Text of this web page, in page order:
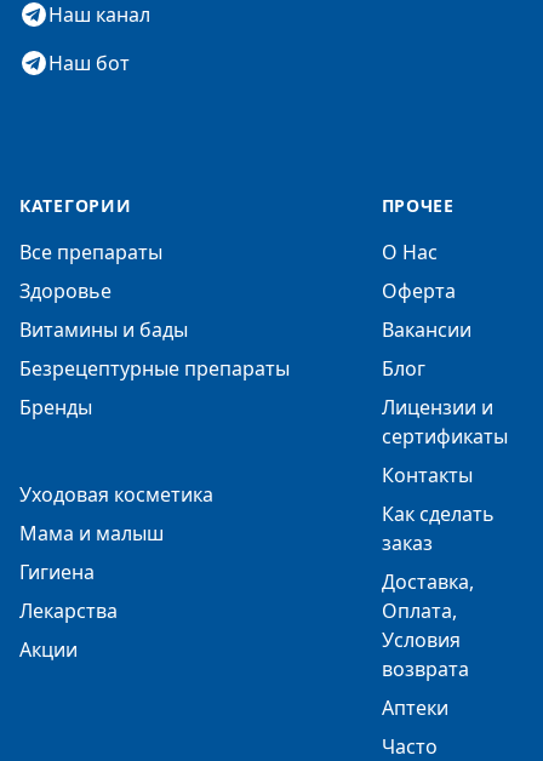
Наш канал
Наш бот
КАТЕГОРИИ
Все препараты
Здоровье
Витамины и бады
Безрецептурные препараты
Бренды
Уходовая косметика
Мама и малыш
Гигиена
Лекарства
Акции
ПРОЧЕЕ
О Нас
Оферта
Вакансии
Блог
Лицензии и
сертификаты
Контакты
Как сделать
заказ
Доставка,
Оплата,
Условия
возврата
Аптеки
Часто